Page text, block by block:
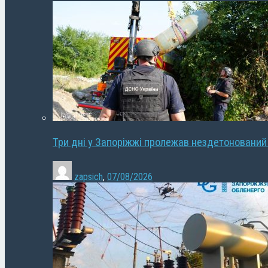
Три дні у Запоріжжі пролежав
zapsich, 07/08/2026